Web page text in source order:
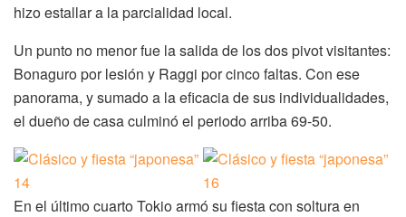
hizo estallar a la parcialidad local.
Un punto no menor fue la salida de los dos pivot visitantes:
Bonaguro por lesión y Raggi por cinco faltas. Con ese
panorama, y sumado a la eficacia de sus individualidades,
el dueño de casa culminó el periodo arriba 69-50.
En el último cuarto Tokio armó su fiesta con soltura en